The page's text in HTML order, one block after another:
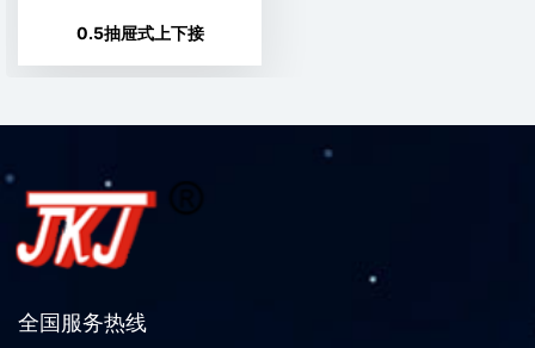
0.5抽屉式上下接
全国服务热线